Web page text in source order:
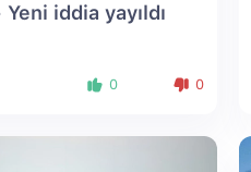
iddia yayıldı
0 0